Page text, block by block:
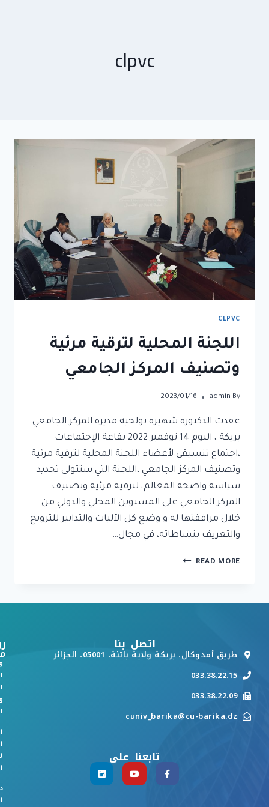
clpvc
CLPVC
اللجنة المحلية لترقية مرئية
وتصنيف المركز الجامعي
By
admin
2023/01/16
عقدت الدكتورة شهيرة بولحية مديرة المركز الجامعي
بريكة ، اليوم 14 نوفمبر 2022 بقاعة الإجتماعات
،اجتماع تنسيقي لأعضاء اللجنة المحلية لترقية مرئية
وتصنيف المركز الجامعي ،اللجنة التي ستتولى تحديد
سياسة واضحة المعالم، لترقية مرئية وتصنيف
المركز الجامعي على المستوين المحلي والدولي من
خلال مرافقتها له و وضع كل الآليات والتدابير للترويج
والتعريف بنشاطاته، في مجال…
READ MORE
اتصل بنا
طريق أمدوكال، بريكة ولاية باتنة، 05001، الجزائر
033.38.22.15
033.38.22.09
cuniv_barika@cu-barika.dz
تابعنا على